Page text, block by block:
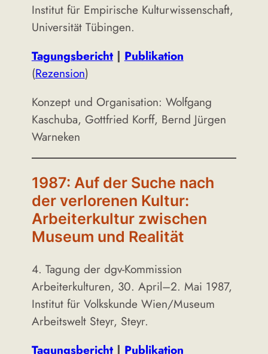
Institut für Empirische Kulturwissenschaft,
Universität Tübingen.
Tagungsbericht| Publikation
(Rezension)
Konzept und Organisation: Wolfgang
Kaschuba, Gottfried Korff, Bernd Jürgen
Warneken
1987: Auf der Suche nach
der verlorenen Kultur:
Arbeiterkultur zwischen
Museum und Realität
4. Tagung der dgv-Kommission
Arbeiterkulturen, 30. April–2. Mai 1987,
Institut für Volkskunde Wien/Museum
Arbeitswelt Steyr, Steyr.
Tagungsbericht| Publikation